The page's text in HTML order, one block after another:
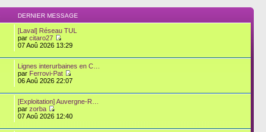
DERNIER MESSAGE
[Laval] Réseau TUL
parcitaro27
07 Aoû 2026 13:29
Lignes interurbaines en C…
par Ferrovi-Pat
06 Aoû 2026 22:07
[Exploitation] Auvergne-R…
parzorba
07 Aoû 2026 12:40